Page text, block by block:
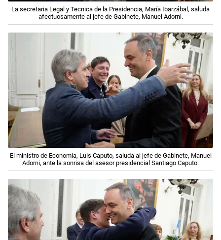
La secretaria Legal y Tecnica de la Presidencia, María Ibarzábal, saluda
afectuosamente al jefe de Gabinete, Manuel Adorni.
El ministro de Economía, Luis Caputo, saluda al jefe de Gabinete, Manuel
Adorni, ante la sonrisa del asesor presidencial Santiago Caputo.